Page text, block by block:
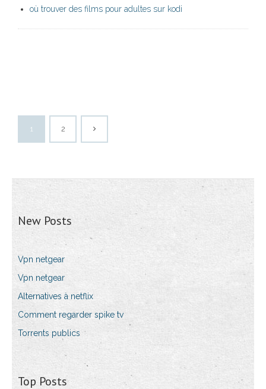
où trouver des films pour adultes sur kodi
1 2
New Posts
Vpn netgear
Vpn netgear
Alternatives à netflix
Comment regarder spike tv
Torrents publics
Top Posts